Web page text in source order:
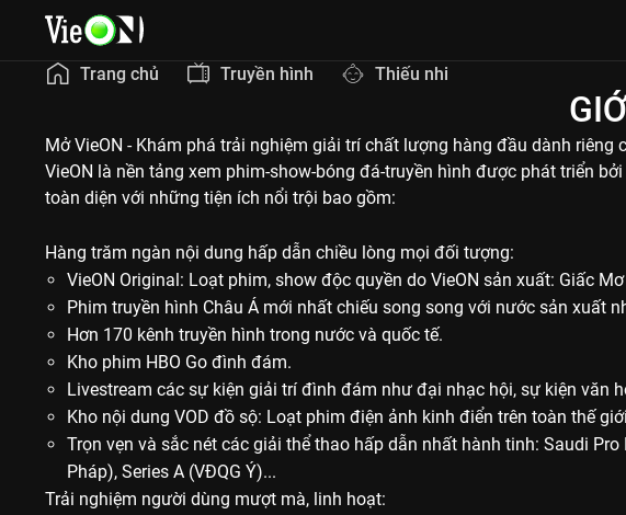
Trang chủ Truyền hình Thiếu nhi
Mở VieON - Khám phá trải nghiệm giải trí chất lượng hàng đầu dành riêng
VieON là nền tảng xem phim-show-bóng đá-truyền hình được phát triển
toàn diện với những tiện ích nổi trội bao gồm:
Hàng trăm ngàn nội dung hấp dẫn chiều lòng mọi đối tượng:
VieON Original: Loạt phim, show độc quyền do VieON sản xuất: Giấc
Phim truyền hình Châu Á mới nhất chiếu song song với nước sản xuất
Hơn 170 kênh truyền hình trong nước và quốc tế.
Kho phim HBO Go đình đám.
Livestream các sự kiện giải trí đình đám như đại nhạc hội, sự kiện văn
Kho nội dung VOD đồ sộ: Loạt phim điện ảnh kinh điển trên toàn thế
Trọn vẹn và sắc nét các giải thể thao hấp dẫn nhất hành tinh: Saudi
Pháp), Series A (VĐQG Ý)...
Trải nghiệm người dùng mượt mà, linh hoạt: